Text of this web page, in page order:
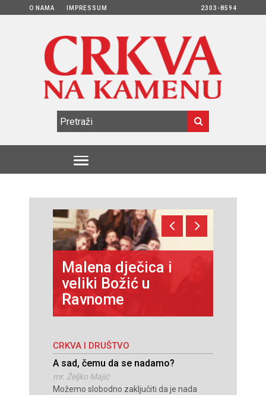
O NAMA IMPRESSUM 2303-8594
Malena dječica i
veliki Božić u
Ravnome
CRKVA I DRUŠTVO
A sad, čemu da se nadamo?
mr. Željko Majić
Možemo slobodno zaključiti da je nada